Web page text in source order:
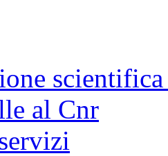
al Cnr